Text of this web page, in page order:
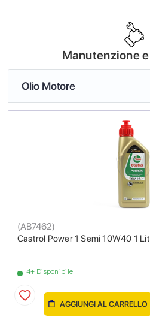
Manutenzione
Olio Motore
Castrol Power 1 Semi 10W40 1
(AB7462)
4+ Disponibile
AGGIUNGI AL CARRELLO